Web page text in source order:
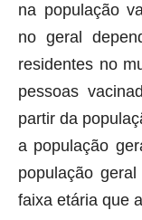
na população
no geral
residentes no
pessoas
partir da
a população
população
faixa etária que